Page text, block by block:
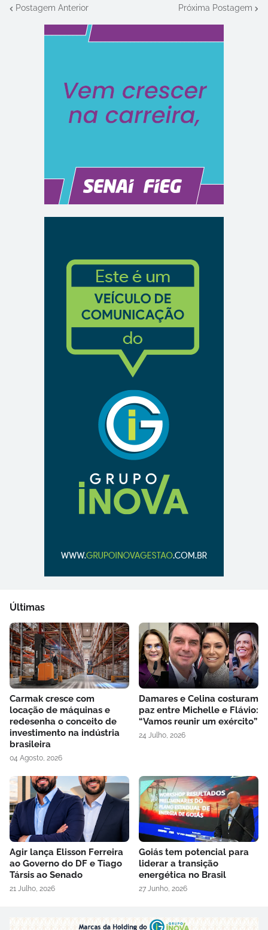
Postagem Anterior Próxima Postagem
Últimas
Carmak cresce com
locação de máquinas e
redesenha o conceito de
investimento na indústria
brasileira
04 Agosto, 2026
Damares e Celina costuram
paz entre Michelle e Flávio:
“Vamos reunir um exército”
24 Julho, 2026
Agir lança Elisson Ferreira
ao Governo do DF e Tiago
Társis ao Senado
21 Julho, 2026
Goiás tem potencial para
liderar a transição
energética no Brasil
27 Junho, 2026